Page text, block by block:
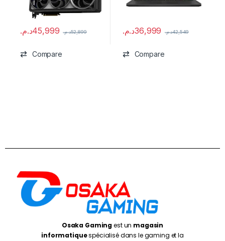
45,999د.م. 52,899د.م.
Compare
36,999د.م. 42,549د.م.
Compare
Osaka Gamingest un magasin
informatiquespécialisé dans le gaming et la